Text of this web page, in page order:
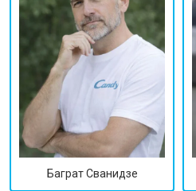
Баграт Сванидзе